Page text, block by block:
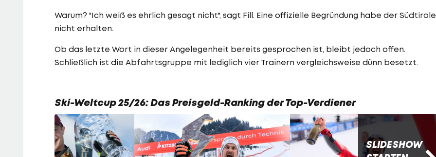
Warum? "Ich weiß es ehrlich gesagt nicht", sagt Fill. Eine offizielle Begründung habe der
nicht erhalten.
Ob das letzte Wort in dieser Angelegenheit bereits gesprochen ist, bleibt jedoch offen.
Schließlich ist die Abfahrtsgruppe mit lediglich vier Trainern vergleichsweise dünn besetzt.
Ski-Weltcup 25/26: Das Preisgeld-Ranking der Top-Verdiener
SLIDESHOW